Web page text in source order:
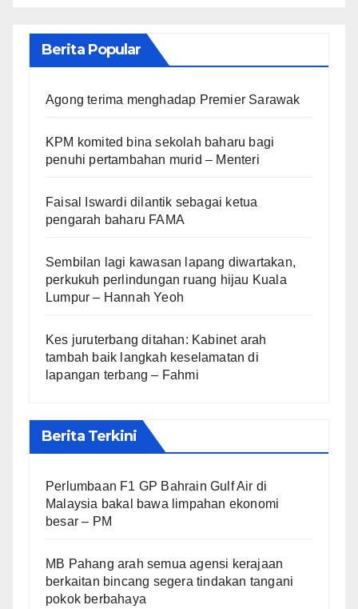
Berita Popular
Agong terima menghadap Premier Sarawak
KPM komited bina sekolah baharu bagi
penuhi pertambahan murid – Menteri
Faisal Iswardi dilantik sebagai ketua
pengarah baharu FAMA
Sembilan lagi kawasan lapang diwartakan,
perkukuh perlindungan ruang hijau Kuala
Lumpur – Hannah Yeoh
Kes juruterbang ditahan: Kabinet arah
tambah baik langkah keselamatan di
lapangan terbang – Fahmi
Berita Terkini
Perlumbaan F1 GP Bahrain Gulf Air di
Malaysia bakal bawa limpahan ekonomi
besar – PM
MB Pahang arah semua agensi kerajaan
berkaitan bincang segera tindakan tangani
pokok berbahaya